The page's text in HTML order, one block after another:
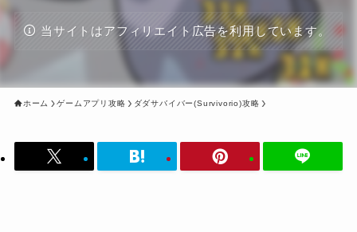
当サイトはアフィリエイト広告を利用しています。
ホーム ゲームアプリ攻略 ダダサバイバー(Survivorio)攻略